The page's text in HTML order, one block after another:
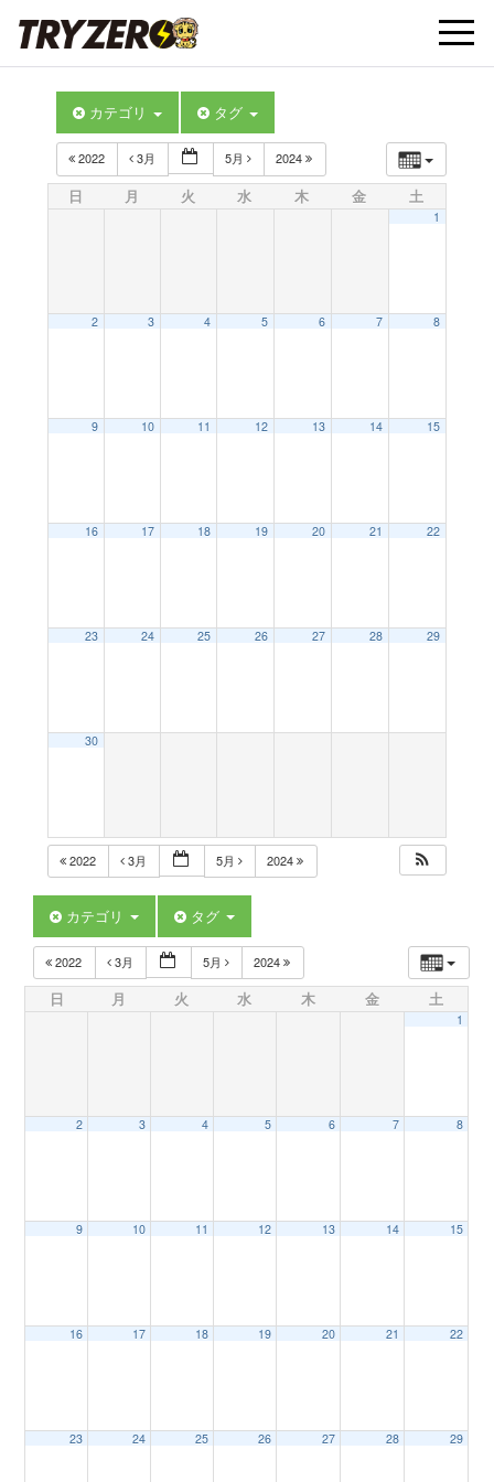
t
o
カテゴリ タグ
2022 3月 5月 2024
日 月 火 水 木 金 土
1
2 3 4 5 6 7 8
9 10 11 12 13 14 15
16 17 18 19 20 21 22
23 24 25 26 27 28 29
30
2022 3月 5月 2024
カテゴリ タグ
2022 3月 5月 2024
日 月 火 水 木 金 土
1
2 3 4 5 6 7 8
9 10 11 12 13 14 15
16 17 18 19 20 21 22
23 24 25 26 27 28 29